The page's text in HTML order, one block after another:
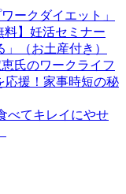
ークダイエット」
料】妊活セミナー
（お土産付き）
氏のワークライフ
応援！家事時短の秘
べてキレイにやせ